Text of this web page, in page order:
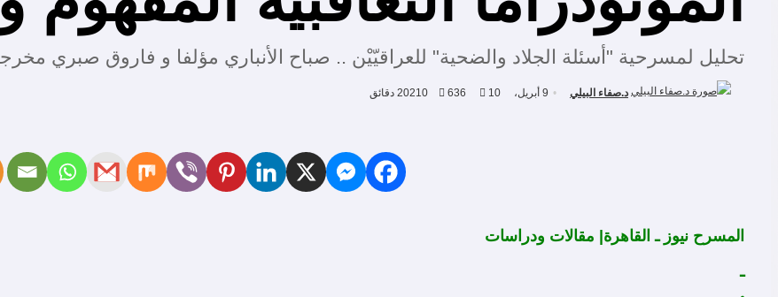
تحليل لمسرحية "أسئلة الجلاد والضحية" للعراقيّيْن .. صباح الأنباري مؤلفا و فاروق صبري
د.صفاء البيلي 9 أبريل، 2021 0 636 10 دقائق
المسرح نيوز ـ القاهرة| مقالات ودراسات
ـ